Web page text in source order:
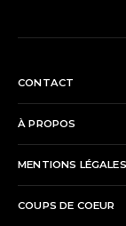
CONTACT
À PROPOS
MENTIONS LÉGALES
COUPS DE COEUR